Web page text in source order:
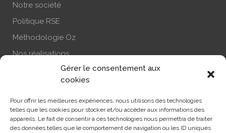
Gérer le consentement aux
cookies
Pour offrir les meilleures expériences, nous utilisons des technologies
telles que les cookies pour stocker et/ou accéder aux informations des
appareils. Le fait de consentir à ces technologies nous permettra de traiter
des données telles que le comportement de navigation ou les ID uniques
Notre société
Politique RSE
Méthodologie Oz
Nos réalisations
S’abonner à la newsletter